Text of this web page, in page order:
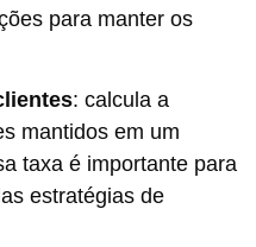
para manter os
: calcula a
mantidos em um
taxa é importante para
estratégias de